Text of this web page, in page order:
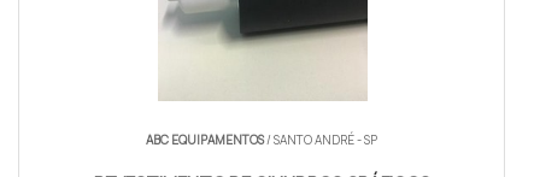
ABC EQUIPAMENTOS/ SANTO ANDRÉ - SP